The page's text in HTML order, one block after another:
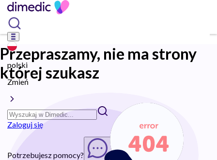
polski
Zmień
Zaloguj się
Potrzebujesz pomocy? Rozpocznij chat
Przepraszamy, nie ma strony
której szukasz